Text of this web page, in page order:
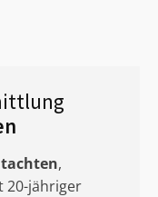
,
20-jähriger